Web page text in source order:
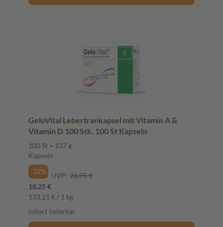
GeloVital Lebertrankapsel mit Vitamin A &
Vitamin D 100 Stk. 100 St Kapseln
100 St = 137 g
Kapseln
-32%
UVP: 26,95 €
18,25 €
133,21 € / 1 kg
sofort lieferbar